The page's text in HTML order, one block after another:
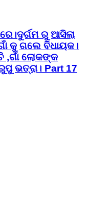
ରୁ ଆସିଲା
କୁ ଗଲେ ବିଧାୟକ।
,ଗାଁ ଲୋକଙ୍କ
ଭତ୍ରା। Part 17